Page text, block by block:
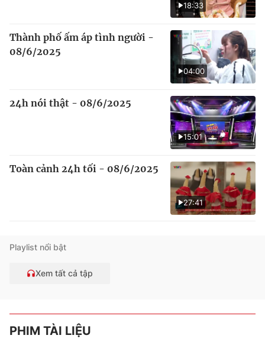
18:33
04:00
Thành phố ấm áp tình người -
08/6/2025
15:01
24h nói thật - 08/6/2025
27:41
Toàn cảnh 24h tối - 08/6/2025
Playlist nổi bật
Xem tất cả tập
PHIM TÀI LIỆU